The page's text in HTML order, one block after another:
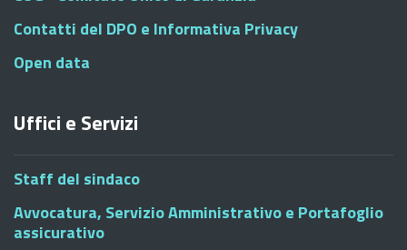
Contatti del DPO e Informativa Privacy
Open data
Uffici e Servizi
Staff del sindaco
Avvocatura, Servizio Amministrativo e Portafoglio
assicurativo